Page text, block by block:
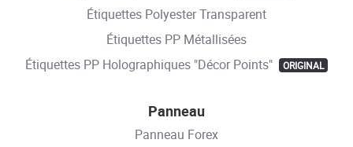
Étiquettes Polyester Transparent
Étiquettes PP Métallisées
Étiquettes PP Holographiques "Décor Points"
ORIGINAL
Panneau
Panneau Forex